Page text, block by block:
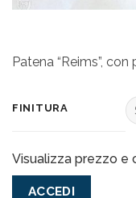
Patena “Reims”,
FINITURA
Visualizza prezzo
ACCEDI